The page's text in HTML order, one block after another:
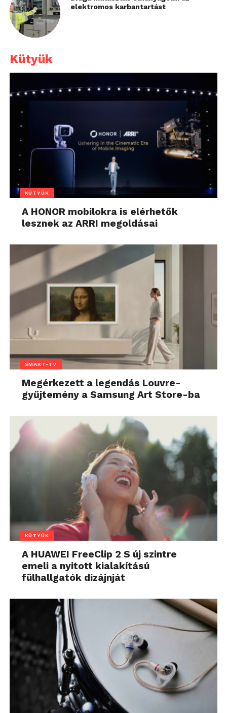
elektromos karbantartást
Kütyük
KÜTYÜK
A HONOR mobilokra is elérhetők
lesznek az ARRI megoldásai
SMART-TV
Megérkezett a legendás Louvre-
gyűjtemény a Samsung Art Store-ba
KÜTYÜK
A HUAWEI FreeClip 2 S új szintre
emeli a nyitott kialakítású
fülhallgatók dizájnját